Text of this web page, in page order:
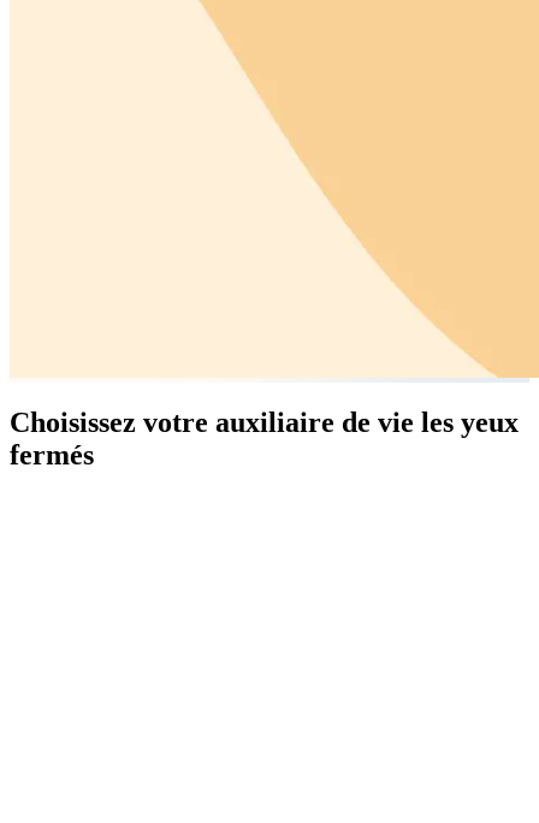
Choisissez votre auxiliaire de vie les yeux
fermés